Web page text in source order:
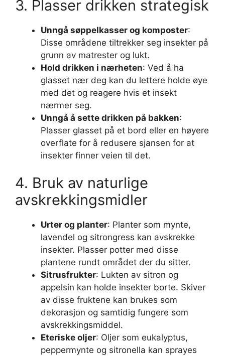
3. Plasser drikken strategisk
Unngå søppelkasser og komposter:
Disse områdene tiltrekker seg insekter på
grunn av matrester og lukt.
Hold drikken i nærheten: Ved å ha
glasset nær deg kan du lettere holde øye
med det og reagere hvis et insekt
nærmer seg.
Unngå å sette drikken på bakken:
Plasser glasset på et bord eller en høyere
overflate for å redusere sjansen for at
insekter finner veien til det.
4. Bruk av naturlige
avskrekkingsmidler
Urter og planter: Planter som mynte,
lavendel og sitrongress kan avskrekke
insekter. Plasser potter med disse
plantene rundt området der du sitter.
Sitrusfrukter: Lukten av sitron og
appelsin kan holde insekter borte. Skiver
av disse fruktene kan brukes som
dekorasjon og samtidig fungere som
avskrekkingsmiddel.
Eteriske oljer: Oljer som eukalyptus,
peppermynte og sitronella kan sprayes